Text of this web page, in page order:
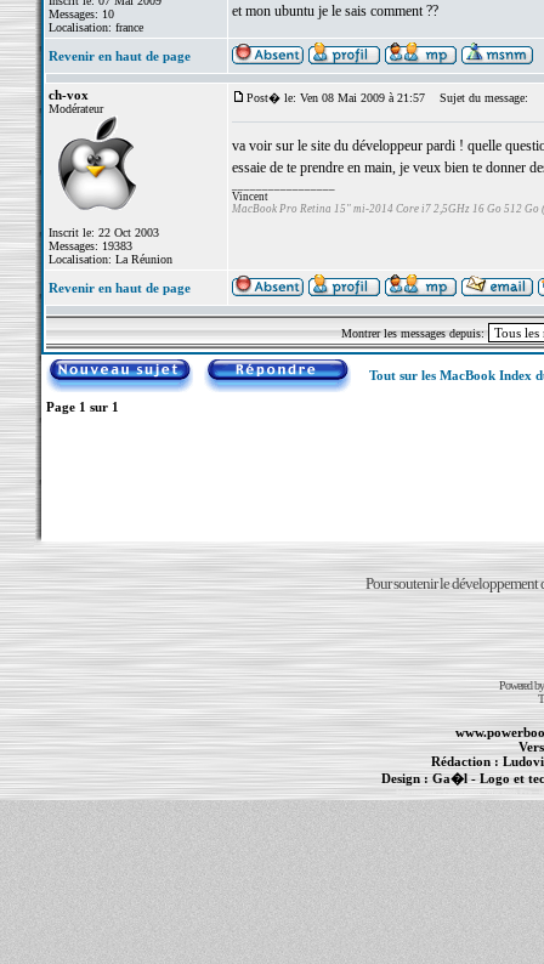
Messages: 10
Localisation: france
et mon ubuntu je le sais comment ??
Revenir en haut de page
ch-vox
Modérateur
Inscrit le: 22 Oct 2003
Messages: 19383
Localisation: La Réunion
Post� le: Ven 08 Mai 2009 à 21:57 Sujet du message:
va voir sur le site du développeur pardi ! quelle
essaie de te prendre en main, je veux bien te donner
Vincent
MacBook Pro Retina 15" mi-2014 Core i7 2,5GHz 16 Go 512 Go
Revenir en haut de page
Montrer les messages depuis:
Tout sur les MacBook Index
Page 1 sur 1
Pour soutenir le développement
Powered
Rédaction :
Design :Ga�l - Logo et
PowerBook-MacBook Pro